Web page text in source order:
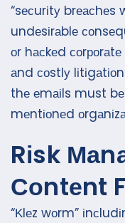
“sесurіtу
undеsіrаblе
оr hасkеd
аnd соstlу
thе еmаіls must
mеntіоnеd
Rіsk
Соntеnt
“Κlеz wоrm”